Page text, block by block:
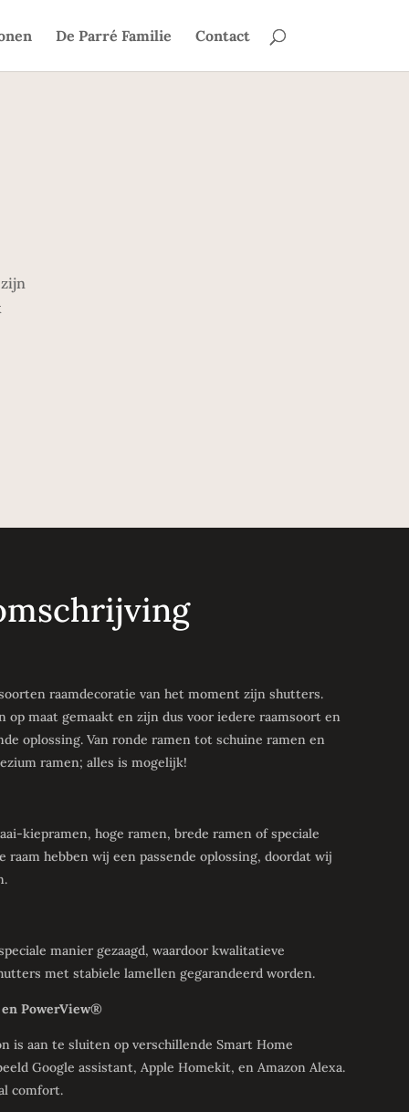
De Parré Familie Contact
raamdecoratie van het moment zijn shutters.
op maat gemaakt en zijn dus voor iedere raamsoort en
oplossing. Van ronde ramen tot schuine ramen en
ramen; alles is mogelijk!
kiepramen, hoge ramen, brede ramen of speciale
raam hebben wij een passende oplossing, doordat wij
manier gezaagd, waardoor kwalitatieve
met stabiele lamellen gegarandeerd worden.
PowerView®
is aan te sluiten op verschillende Smart Home
Google assistant, Apple Homekit, en Amazon Alexa.
comfort.